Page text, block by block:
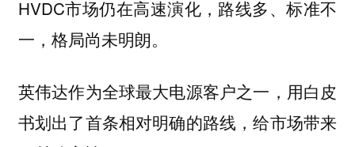
HVDC市场仍在高速演化，路线多、标准不
一，格局尚未明朗。
英伟达作为全球最大电源客户之一，用白皮
书划出了首条相对明确的路线，给市场带来